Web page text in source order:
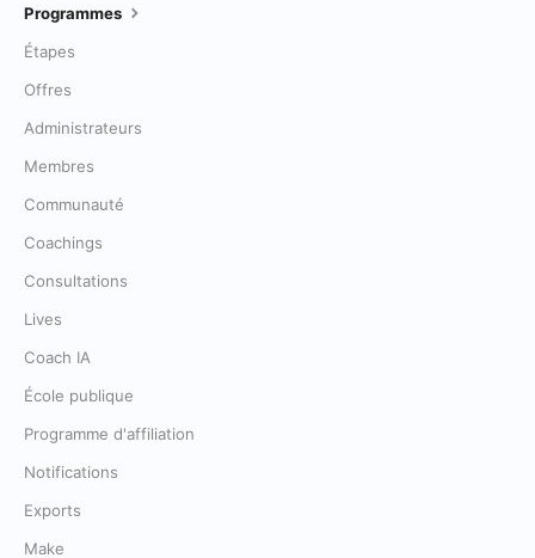
Programmes
Étapes
Offres
Administrateurs
Membres
Communauté
Coachings
Consultations
Lives
Coach IA
École publique
Programme d'affiliation
Notifications
Exports
Make